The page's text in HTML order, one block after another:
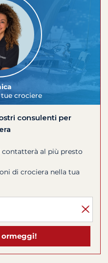
crociere
consulenti per
al più presto
di crociera nella tua